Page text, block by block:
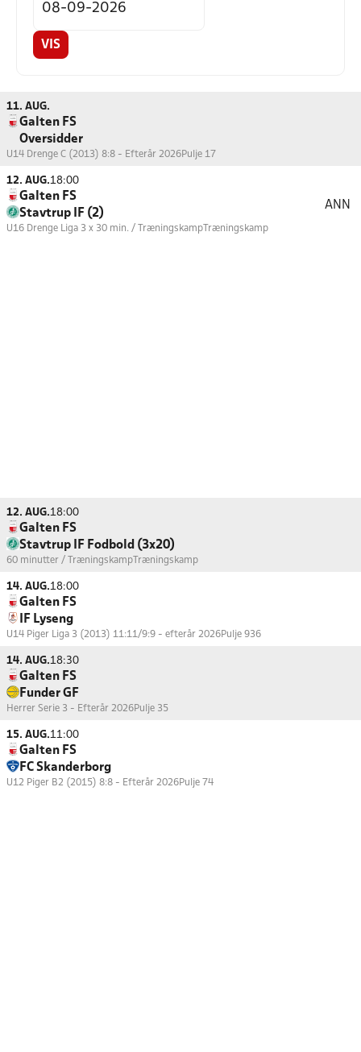
VIS
11. AUG.
Galten FS
Oversidder
U14 Drenge C (2013) 8:8 - Efterår 2026Pulje 17
12. AUG.18:00
Galten FS
Stavtrup IF (2)
ANN
U16 Drenge Liga 3 x 30 min. / Træningskamp Træningskamp
12. AUG.18:00
Galten FS
Stavtrup IF Fodbold (3x20)
60 minutter / Træningskamp Træningskamp
14. AUG.18:00
Galten FS
IF Lyseng
U14 Piger Liga 3 (2013) 11:11/9:9 - efterår 2026Pulje 936
14. AUG.18:30
Galten FS
Funder GF
Herrer Serie 3 - Efterår 2026Pulje 35
15. AUG.11:00
Galten FS
FC Skanderborg
U12 Piger B2 (2015) 8:8 - Efterår 2026Pulje 74